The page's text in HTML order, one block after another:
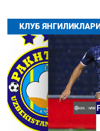
КЛУБ ЯНГИЛИКЛАРИ